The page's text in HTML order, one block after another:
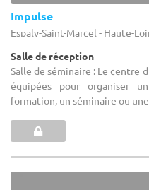
Impulse
Espaly-Saint-Marcel - Haute-
Salle de réception
Salle de séminaire : Le centre
équipées pour organiser
formation, un séminaire ou